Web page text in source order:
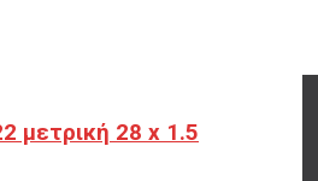
μετρική 28 x 1.5